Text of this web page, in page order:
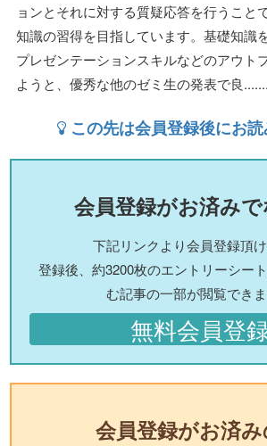
ョンとそれに対する質疑応答を行うこと
知識の習得を目指しています。基礎知識
プレゼンテーションスキルなどのアウト
ようと、優秀な他のゼミ生の発表で良
この先は会員登録後にお
会員登録がお済み
下記リンクより会員登録頂け
登録後、約3200枚のエントリーシー
む記事の一部が閲覧できま
無料会員登
会員登録がお済